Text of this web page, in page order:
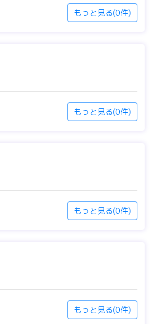
もっと見る(0件)
もっと見る(0件)
もっと見る(0件)
もっと見る(0件)